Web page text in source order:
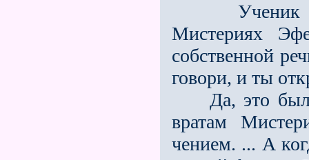
Ученик
Мистериях
собственной
говори, и ты
Да, это было
вратам
чением. ... А